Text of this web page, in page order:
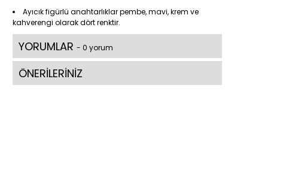
Ayıcık figürlü anahtarlıklar pembe, mavi, krem ve
kahverengi olarak dört renktir.
YORUMLAR - 0 yorum
ÖNERİLERİNİZ